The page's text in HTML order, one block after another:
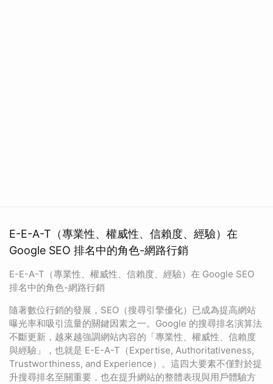
E-E-A-T（專業性、權威性、信賴度、經驗）在
Google SEO 排名中的角色-網路行銷
E-E-A-T（專業性、權威性、信賴度、經驗）在 Google SEO
排名中的角色-網路行銷
隨著數位行銷的發展，SEO（搜尋引擎優化）已成為提高網站
曝光率和吸引流量的關鍵因素之一。Google 的搜尋排名演算法
不斷更新，越來越強調網站內容的「專業性、權威性、信賴度
與經驗」，也就是 E-E-A-T（Expertise, Authoritativeness,
Trustworthiness, and Experience）。這四大要素不僅對於提
升搜尋排名至關重要，也在提升網站的整體表現與用戶體驗方